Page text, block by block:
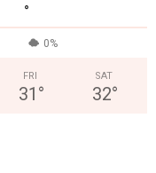
°
0%
FRI
31 °
SAT
32°